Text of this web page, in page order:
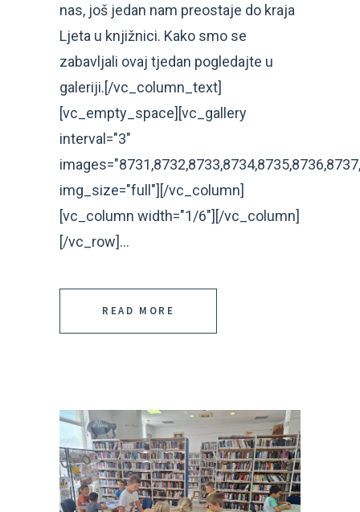
nas, još jedan nam preostaje do kraja
Ljeta u knjižnici. Kako smo se
zabavljali ovaj tjedan pogledajte u
galeriji.[/vc_column_text]
[vc_empty_space][vc_gallery
interval="3"
img_size="full"][/vc_column]
[vc_column width="1/6"][/vc_column]
[/vc_row]...
READ MORE